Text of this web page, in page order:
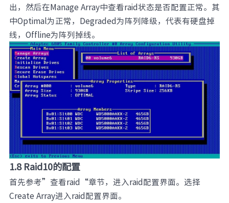
出，然后在Manage Array中查看raid状态是否配置正常。其
中Optimal为正常，Degraded为阵列降级，代表有硬盘掉
线，Offline为阵列掉线。
1.8 Raid10的配置
首先参考”查看raid“章节，进入raid配置界面。选择
Create Array进入raid配置界面。